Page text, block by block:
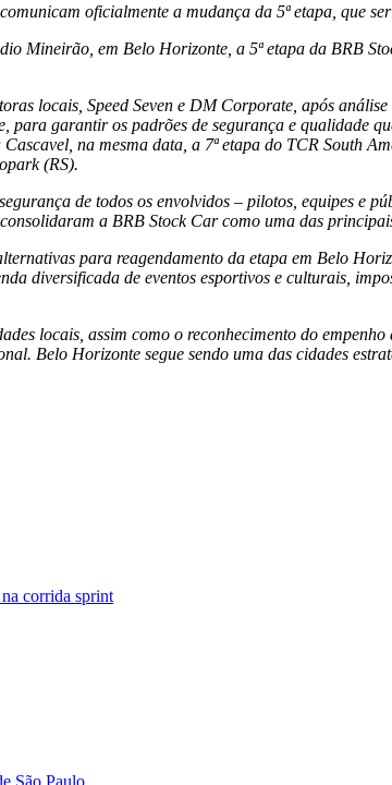
oficialmente a mudança da 5ª etapa, que
Mineirão, em Belo Horizonte, a 5ª etapa da BRB
locais, Speed Seven e DM Corporate, após
garantir os padrões de segurança e qualidade
na mesma data, a 7ª etapa do TCR South
(RS).
de todos os envolvidos – pilotos, equipes e
a BRB Stock Car como uma das
para reagendamento da etapa em Belo
diversificada de eventos esportivos e culturais,
locais, assim como o reconhecimento do
Belo Horizonte segue sendo uma das cidades
corrida sprint
São Paulo